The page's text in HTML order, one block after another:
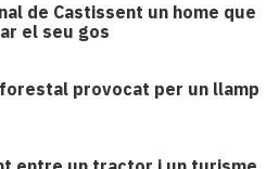
de Castissent un home que
el seu gos
provocat per un llamp